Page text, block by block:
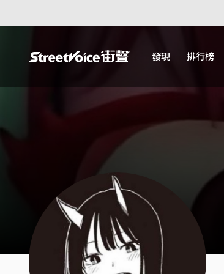
發現 排行榜